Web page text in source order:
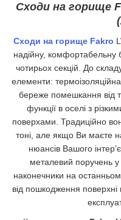
Сходи на горище
Сходи на горище Fakro
надійну, комфортабельну
чотирьох секцій. До
елементи:
береже помешкання від
функції в оселі з
поверхами. Традиційно
тоні, але якщо Ви маєте
нюансів Вашого
металевий поручень у
наконечники на
від пошкодження поверхні